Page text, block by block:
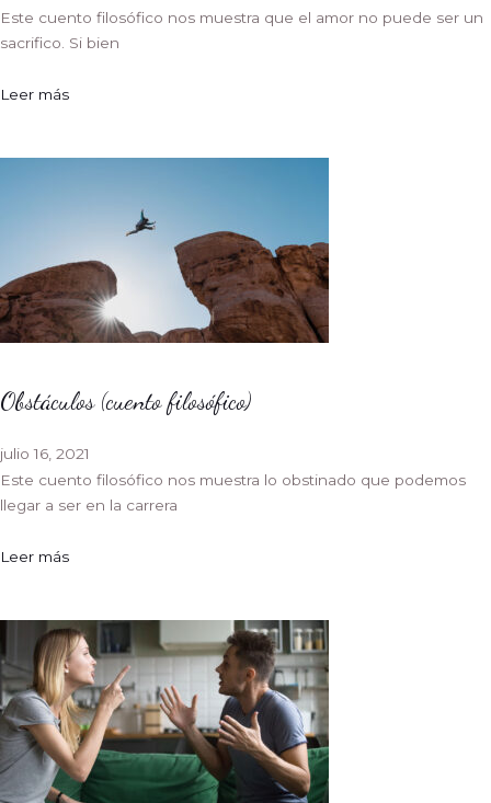
Este cuento filosófico nos muestra que el amor no puede ser un
sacrifico. Si bien
Leer más
Obstáculos (cuento filosófico)
julio 16, 2021
Este cuento filosófico nos muestra lo obstinado que podemos
llegar a ser en la carrera
Leer más